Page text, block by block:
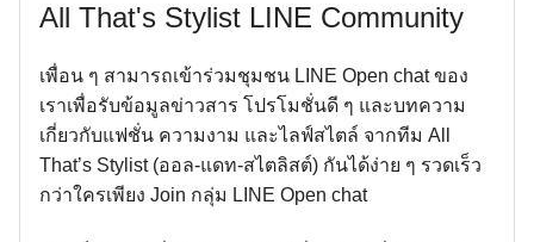
All That's Stylist LINE Community
เพื่อน ๆ สามารถเข้าร่วมชุมชน LINE Open chat ของ
เราเพื่อรับข้อมูลข่าวสาร โปรโมชั่นดี ๆ และบทความ
เกี่ยวกับแฟชั่น ความงาม และไลฟ์สไตล์ จากทีม All
That’s Stylist (ออล-แดท-สไตลิสต์) กันได้ง่าย ๆ รวดเร็ว
กว่าใครเพียง Join กลุ่ม LINE Open chat